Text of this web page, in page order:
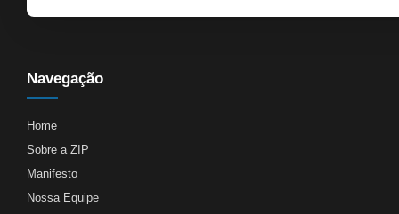
Navegação
Home
Sobre a ZIP
Manifesto
Nossa Equipe